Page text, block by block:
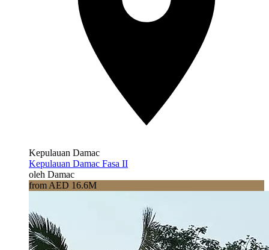
Kepulauan Damac
Kepulauan Damac Fasa II
oleh Damac
from AED 16.6M